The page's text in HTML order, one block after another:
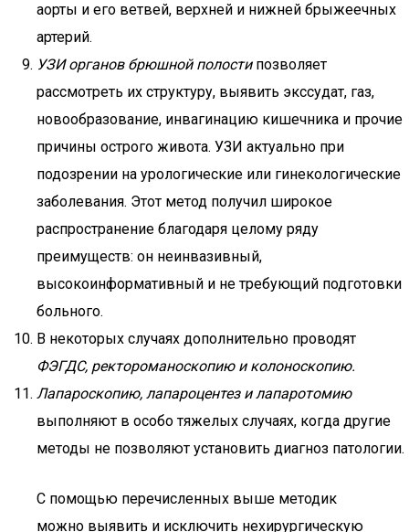
аорты и его ветвей, верхней и нижней брыжеечных
артерий.
УЗИ органов брюшной полостипозволяет
рассмотреть их структуру, выявить экссудат, газ,
новообразование, инвагинацию кишечника и прочие
причины острого живота. УЗИ актуально при
подозрении на урологические или гинекологические
заболевания. Этот метод получил широкое
распространение благодаря целому ряду
преимуществ: он неинвазивный,
высокоинформативный и не требующий подготовки
больного.
В некоторых случаях дополнительно проводят
ФЭГДС, ректороманоскопию и колоноскопию.
Лапароскопию, лапароцентез и лапаротомию
выполняют в особо тяжелых случаях, когда другие
методы не позволяют установить диагноз патологии.
С помощью перечисленных выше методик
можно выявить и исключить нехирургическую